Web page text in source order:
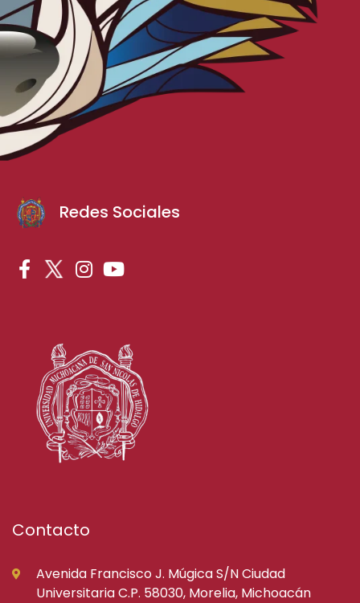
Redes Sociales
Contacto
Avenida Francisco J. Múgica S/N Ciudad
Universitaria C.P. 58030, Morelia, Michoacán